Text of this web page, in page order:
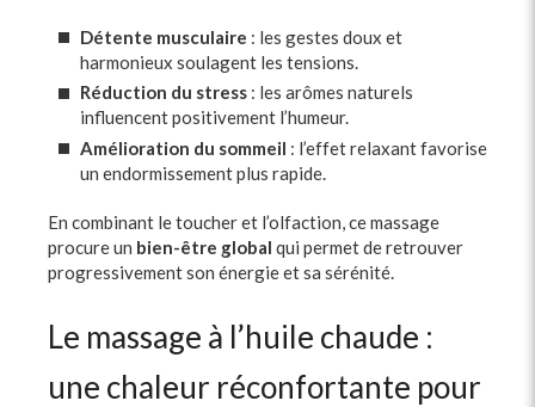
Détente musculaire : les gestes doux et
harmonieux soulagent les tensions.
Réduction du stress : les arômes naturels
influencent positivement l’humeur.
Amélioration du sommeil : l’effet relaxant favorise
un endormissement plus rapide.
En combinant le toucher et l’olfaction, ce massage
procure un bien-être global qui permet de retrouver
progressivement son énergie et sa sérénité.
Le massage à l’huile chaude :
une chaleur réconfortante pour